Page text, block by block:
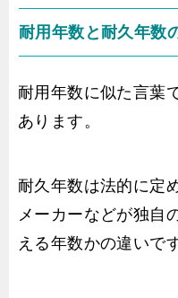
耐用年数と耐久年数
耐用年数に似た言葉
あります。
耐久年数は法的に定
メーカーなどが独自
える年数かの違いです